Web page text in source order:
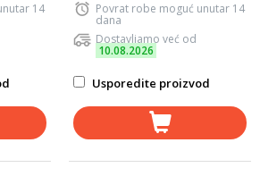
14
Povrat robe moguć unutar 14
dana
Dostavljamo već od
10.08.2026
Usporedite proizvod